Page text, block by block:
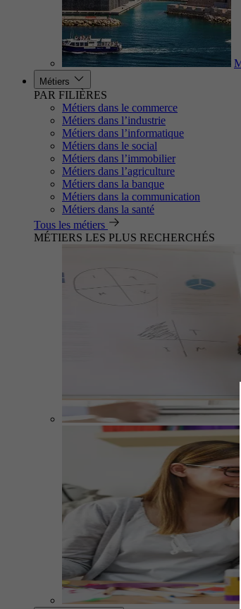
Métiers
PAR FILIÈRES
Métiers dans le commerce
Métiers dans l’industrie
Métiers dans l’informatique
Métiers dans le social
Métiers dans l’immobilier
Métiers dans l’agriculture
Métiers dans la banque
Métiers dans la communication
Métiers dans la santé
Tous les métiers
MÉTIERS LES PLUS RECHERCHÉS